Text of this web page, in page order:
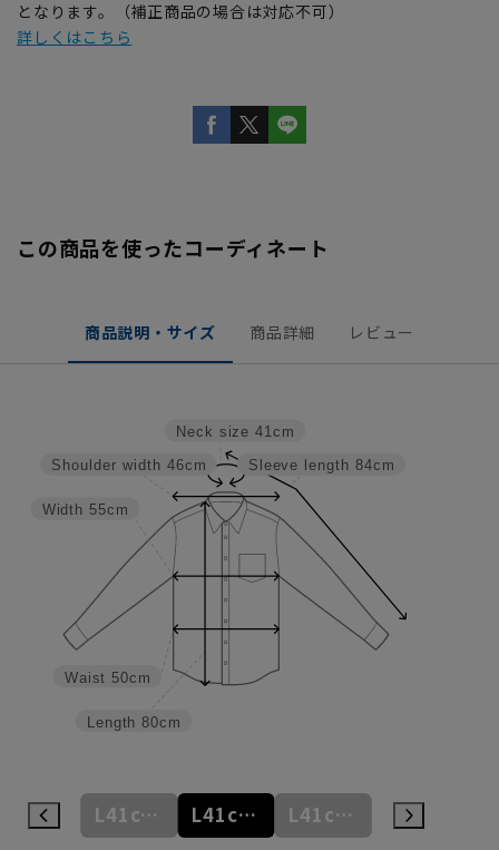
となります。（補正商品の場合は対応不可）
詳しくはこちら
この商品を使ったコーディネート
商品説明・サイズ 商品詳細 レビュー
Sleeve length 84cm
Neck size 41cm
Length 80cm
Waist 50cm
Width 55cm
Shoulder width 46cm
L41cm/82cm L41cm/84cm L41cm/86cm